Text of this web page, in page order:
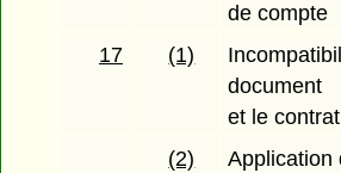
de compte
17
(1)
document
et le contrat
(2)
Application